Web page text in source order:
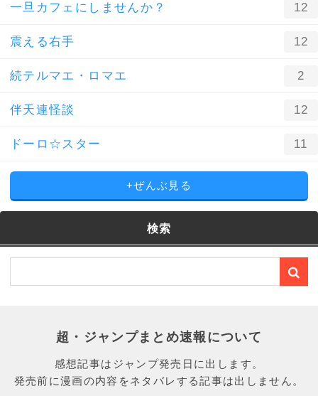
一旦カフェにしませんか？ 12
震える右手 12
続テルマエ・ロマエ 2
伴天連怪談 12
ドーロ☆スター 11
+ぜんぶ見る
検索
超・ジャンプまとめ速報について
感想記事はジャンプ発売日に出します。
発売前に漫画の内容をネタバレする記事は出しません。